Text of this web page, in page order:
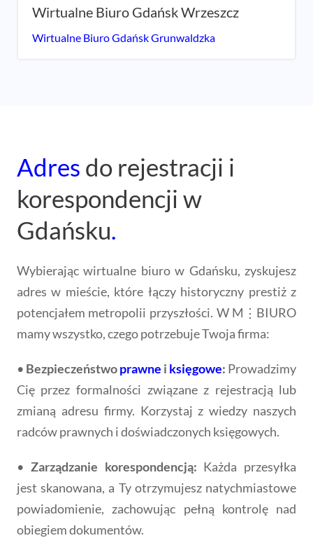
Wirtualne Biuro Gdańsk Wrzeszcz
Wirtualne Biuro Gdańsk Grunwaldzka
Adres do rejestracji i
korespondencji w
Gdańsku.
Wybierając wirtualne biuro w Gdańsku, zyskujesz
adres w mieście, które łączy historyczny prestiż z
potencjałem metropolii przyszłości. W M⋮BIURO
mamy wszystko, czego potrzebuje Twoja firma:
• Bezpieczeństwoprawne i księgowe: Prowadzimy
Cię przez formalności związane z rejestracją lub
zmianą adresu firmy. Korzystaj z wiedzy naszych
radców prawnych i doświadczonych księgowych.
• Zarządzanie korespondencją: Każda przesyłka
jest skanowana, a Ty otrzymujesz natychmiastowe
powiadomienie, zachowując pełną kontrolę nad
obiegiem dokumentów.